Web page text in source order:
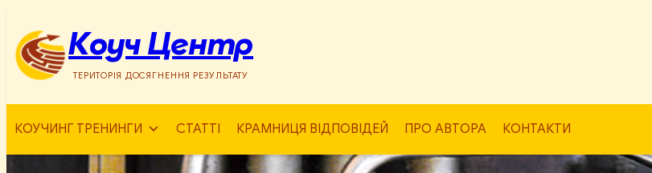
вмісту
Коуч Центр
ТЕРИТОРІЯ ДОСЯГНЕННЯ РЕЗУЛЬТАТУ
КОУЧИНГ ТРЕНИНГИ СТАТТІ КРАМНИЦЯ ВІДПОВІДЕЙ ПРО АВТОРА КОНТАКТИ